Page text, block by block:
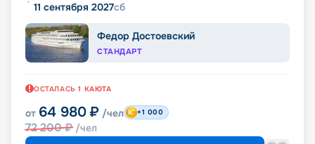
11 сентября 2027сб
Федор Достоевский
СТАНДАРТ
ОСТАЛАСЬ 1 КАЮТА
от 64 980 ₽ /чел
72 200₽ /чел
+1 000